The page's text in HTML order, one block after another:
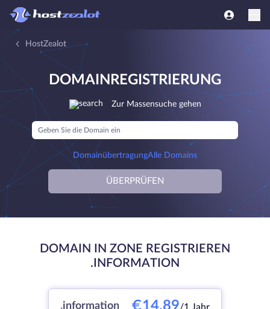
HostZealot
DOMAINREGISTRIERUNG
Zur Massensuche gehen
DomainübertragungAlle Domains
ÜBERPRÜFEN
DOMAIN IN ZONE REGISTRIEREN
.INFORMATION
.information €14.89